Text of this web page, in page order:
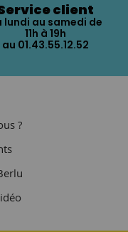
client
lundi au samedi de
11h à 19h
au 01.43.55.12.52
?